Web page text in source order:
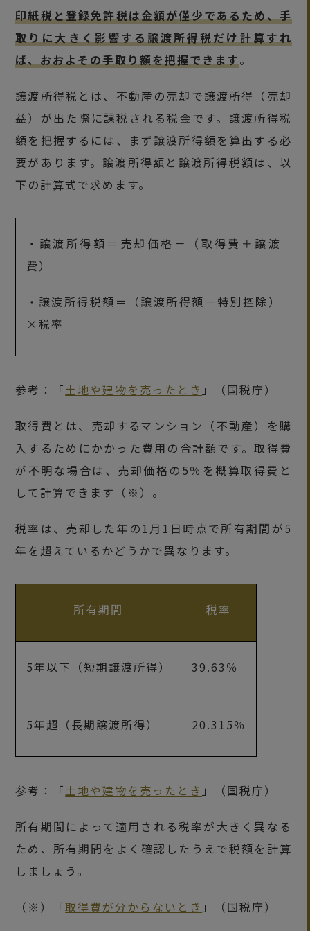
印紙税と登録免許税は金額が僅少であるため、手
取りに大きく影響する譲渡所得税だけ計算すれ
ば、おおよその手取り額を把握できます。
譲渡所得税とは、不動産の売却で譲渡所得（売却
益）が出た際に課税される税金です。譲渡所得税
額を把握するには、まず譲渡所得額を算出する必
要があります。譲渡所得額と譲渡所得税額は、以
下の計算式で求めます。
・譲渡所得額＝売却価格－（取得費＋譲渡
費）
・譲渡所得税額＝（譲渡所得額－特別控除）
×税率
参考：「土地や建物を売ったとき 」（国税庁）
取得費とは、売却するマンション（不動産）を購
入するためにかかった費用の合計額です。取得費
が不明な場合は、売却価格の5％を概算取得費と
して計算できます（※）。
税率は、売却した年の1月1日時点で所有期間が5
年を超えているかどうかで異なります。
所有期間 税率
5年以下（短期譲渡所得） 39.63％
5年超（長期譲渡所得） 20.315％
参考：「土地や建物を売ったとき 」（国税庁）
所有期間によって適用される税率が大きく異なる
ため、所有期間をよく確認したうえで税額を計算
しましょう。
（※）「取得費が分からないとき 」（国税庁）